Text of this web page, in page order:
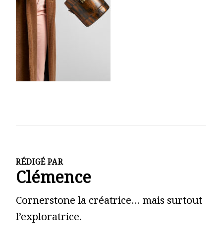
RÉDIGÉ PAR
Clémence
Cornerstone la créatrice… mais surtout
l’exploratrice.